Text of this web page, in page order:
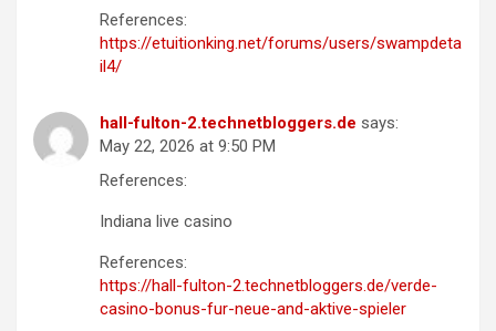
References:
https://etuitionking.net/forums/users/swampdeta
il4/
hall-fulton-2.technetbloggers.de says:
May 22, 2026 at 9:50 PM
References:
Indiana live casino
References:
https://hall-fulton-2.technetbloggers.de/verde-
casino-bonus-fur-neue-and-aktive-spieler